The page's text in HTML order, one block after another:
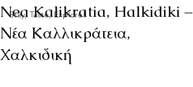
Stay, Taste, Explore!
Nea Kalikratia, Halkidiki –
Νέα Καλλικράτεια,
Χαλκιδική